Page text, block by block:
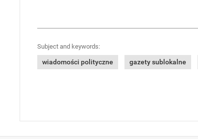
Subject and keywords:
wiadomości polityczne gazety sublokalne